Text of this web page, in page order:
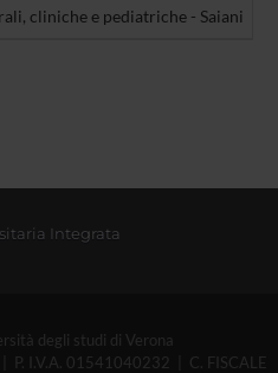
cliniche e pediatriche - Saiani
Integrata
degli studi di Verona
P. I.V.A. 01541040232 | C. FISCALE